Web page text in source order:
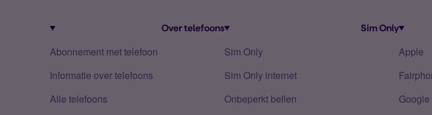
Over telefoons
Abonnement met telefoon
Informatie over telefoons
Alle telefoons
Sim Only
Sim Only
Sim Only internet
Onbeperkt bellen
Apple
Google